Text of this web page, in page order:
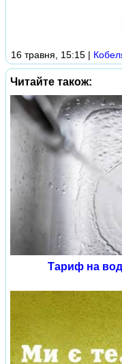
16 травня, 15:15 |
Читайте також:
Тариф на